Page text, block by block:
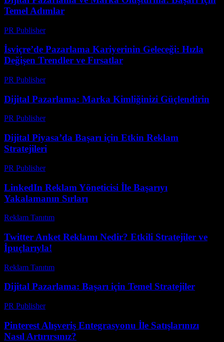
Temel Adımlar
PR Publisher-
İsviçre’de Pazarlama Kariyerinin Geleceği: Hızla
Değişen Trendler ve Fırsatlar
PR Publisher-
Dijital Pazarlama: Marka Kimliğinizi Güçlendirin
PR Publisher-
Dijital Piyasa’da Başarı için Etkin Reklam
Stratejileri
PR Publisher-
LinkedIn Reklam Yöneticisi İle Başarıyı
Yakalamanın Sırları
Reklam Tanıtım
Twitter Anket Reklamı Nedir? Etkili Stratejiler ve
İpuçlarıyla!
Reklam Tanıtım
Dijital Pazarlama: Başarı için Temel Stratejiler
PR Publisher-
Pinterest Alışveriş Entegrasyonu İle Satışlarınızı
Nasıl Artırırsınız?